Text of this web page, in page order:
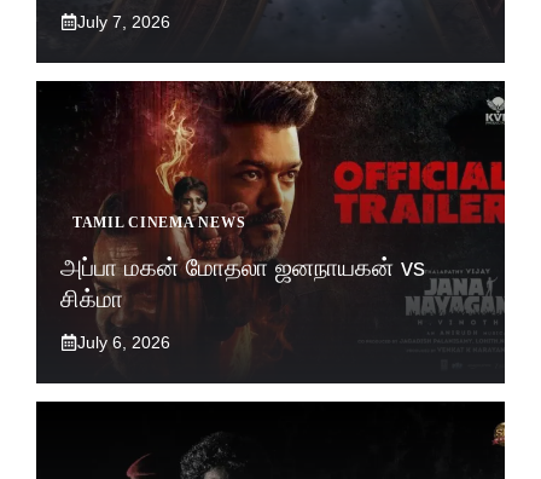
July 7, 2026
TAMIL CINEMA NEWS
அப்பா மகன் மோதலா ஜனநாயகன் vs
சிக்மா
July 6, 2026